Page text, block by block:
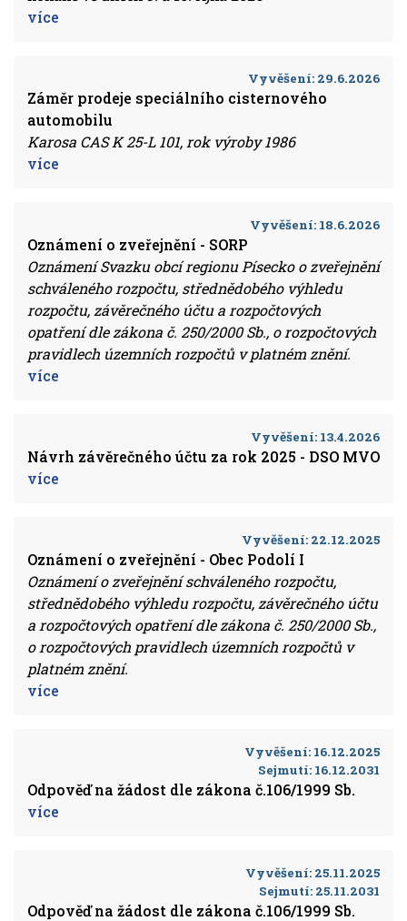
více
Vyvěšení: 29.6.2026
Záměr prodeje speciálního cisternového
automobilu
Karosa CAS K 25-L 101, rok výroby 1986
více
Vyvěšení: 18.6.2026
Oznámení o zveřejnění - SORP
Oznámení Svazku obcí regionu Písecko o zveřejnění
schváleného rozpočtu, střednědobého výhledu
rozpočtu, závěrečného účtu a rozpočtových
opatření dle zákona č. 250/2000 Sb., o rozpočtových
pravidlech územních rozpočtů v platném znění.
více
Vyvěšení: 13.4.2026
Návrh závěrečného účtu za rok 2025 - DSO MVO
více
Vyvěšení: 22.12.2025
Oznámení o zveřejnění - Obec Podolí I
Oznámení o zveřejnění schváleného rozpočtu,
střednědobého výhledu rozpočtu, závěrečného účtu
a rozpočtových opatření dle zákona č. 250/2000 Sb.,
o rozpočtových pravidlech územních rozpočtů v
platném znění.
více
Vyvěšení: 16.12.2025
Sejmutí: 16.12.2031
Odpověď na žádost dle zákona č.106/1999 Sb.
více
Vyvěšení: 25.11.2025
Sejmutí: 25.11.2031
Odpověď na žádost dle zákona č.106/1999 Sb.